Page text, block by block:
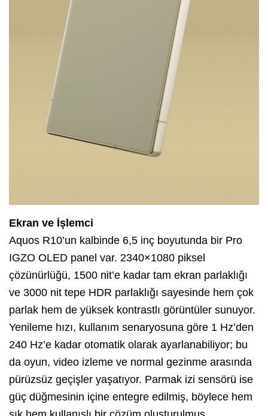
Ekran ve İşlemci
Aquos R10’un kalbinde 6,5 inç boyutunda bir Pro
IGZO OLED panel var. 2340×1080 piksel
çözünürlüğü, 1500 nit’e kadar tam ekran parlaklığı
ve 3000 nit tepe HDR parlaklığı sayesinde hem çok
parlak hem de yüksek kontrastlı görüntüler sunuyor.
Yenileme hızı, kullanım senaryosuna göre 1 Hz’den
240 Hz’e kadar otomatik olarak ayarlanabiliyor; bu
da oyun, video izleme ve normal gezinme arasında
pürüzsüz geçişler yaşatıyor. Parmak izi sensörü ise
güç düğmesinin içine entegre edilmiş, böylece hem